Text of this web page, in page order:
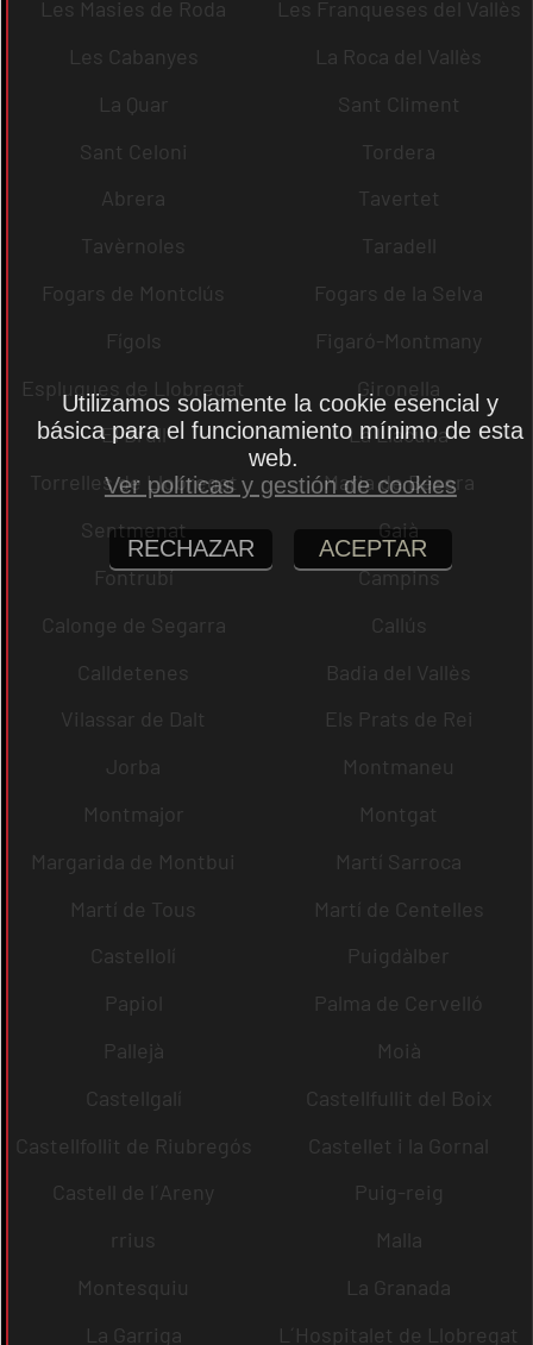
Les Masies de Roda
Les Franqueses del Vallès
Les Cabanyes
La Roca del Vallès
La Quar
Sant Climent
Sant Celoni
Tordera
Abrera
Tavertet
Tavèrnoles
Taradell
Fogars de Montclús
Fogars de la Selva
Fígols
Figaró-Montmany
Esplugues de Llobregat
Gironella
El Brull
La Llacuna
Torrelles de Llobregat
Maria de Besora
Sentmenat
Gaià
Fontrubí
Campins
Calonge de Segarra
Callús
Calldetenes
Badia del Vallès
Vilassar de Dalt
Els Prats de Rei
Jorba
Montmaneu
Montmajor
Montgat
Margarida de Montbui
Martí Sarroca
Martí de Tous
Martí de Centelles
Castellolí
Puigdàlber
Papiol
Palma de Cervelló
Pallejà
Moià
Castellgalí
Castellfullit del Boix
Castellfollit de Riubregós
Castellet i la Gornal
Castell de l´Areny
Puig-reig
rrius
Malla
Montesquiu
La Granada
La Garriga
L´Hospitalet de Llobregat
Utilizamos solamente la cookie esencial y
básica para el funcionamiento mínimo de esta
web.
Ver políticas y gestión de cookies
RECHAZAR ACEPTAR